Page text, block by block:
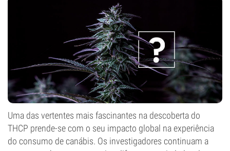
Uma das vertentes mais fascinantes na descoberta do
THCP prende-se com o seu impacto global na experiência
do consumo de canábis. Os investigadores continuam a